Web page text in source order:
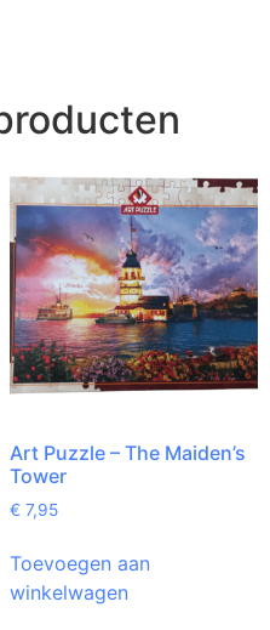
Art Puzzle – The Maiden’s
Tower
€ 7,95
Toevoegen aan
winkelwagen